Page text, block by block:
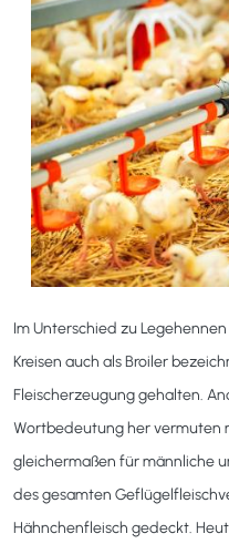
Im Unterschied zu
Kreisen auch als Broiler
Fleischerzeugung gehalten.
Wortbedeutung her vermuten
gleichermaßen für männliche
des gesamten
Hähnchenfleisch gedeckt.